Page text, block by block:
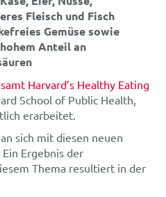
Fleisch und Fisch
Gemüse sowie
Anteil an
Harvard’s Healthy Eating
School of Public Health,
erarbeitet.
sich mit diesen neuen
Ergebnis der
Thema resultiert in der